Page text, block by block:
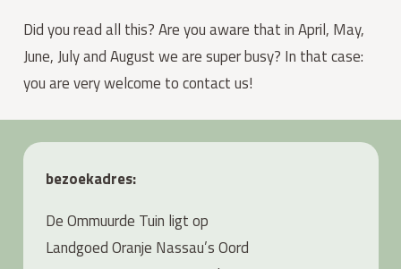
Did you read all this? Are you aware that in April, May,
June, July and August we are super busy? In that case:
you are very welcome to contact us!
bezoekadres:
De Ommuurde Tuin ligt op
Landgoed Oranje Nassau’s Oord